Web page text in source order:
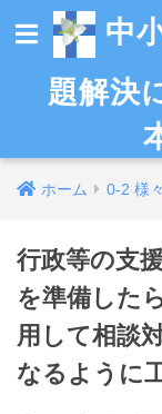
中
題解決
ホーム 0-2 様
行政等の支
を準備した
用して相談
なるように